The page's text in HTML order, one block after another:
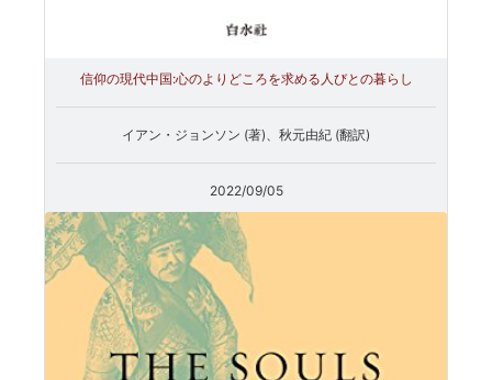
信仰の現代中国:心のよりどころを求める人びとの暮らし
イアン・ジョンソン (著)、秋元由紀 (翻訳)
2022/09/05